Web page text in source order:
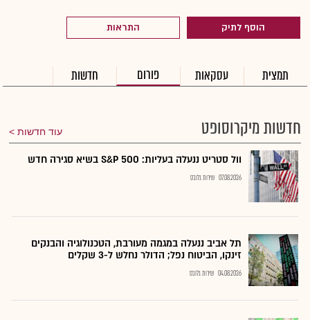
הוסף לתיק התראות
תמצית עסקאות פורום חדשות
חדשות מיקרוסופט עוד חדשות
וול סטריט ננעלה בעליות: S&P 500 בשיא סגירה חדש
07.08.2026 שירות גלובס
תל אביב ננעלה במגמה מעורבת, הטכנולוגיה והבנקים
זינקו, הביטוח נפל; הדולר נחלש ל-3 שקלים
04.08.2026 שירות גלובס